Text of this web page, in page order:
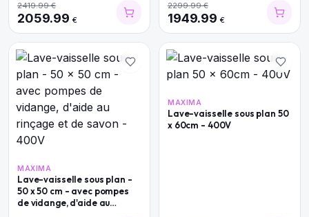
2419.99€
2059.99 €
2299.99€
1949.99 €
MAXIMA
Lave-vaisselle sous plan -
50 x 50 cm - avec pompes
de vidange, d'aide au
MAXIMA
Lave-vaisselle sous plan 50
x 60cm - 400V